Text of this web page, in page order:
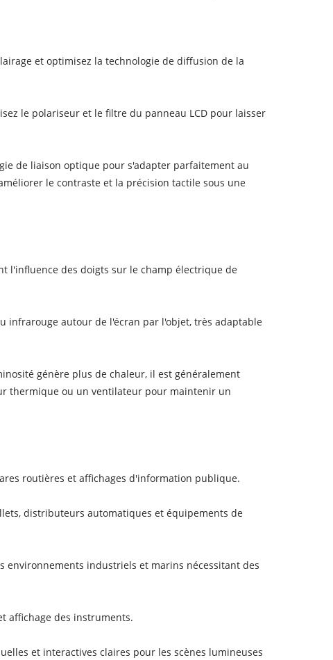
et optimisez la technologie de diffusion de la
le polariseur et le filtre du panneau LCD pour laisser
de liaison optique pour s'adapter parfaitement au
le contraste et la précision tactile sous une
l'influence des doigts sur le champ électrique de
infrarouge autour de l'écran par l'objet, très adaptable
génère plus de chaleur, il est généralement
thermique ou un ventilateur pour maintenir un
routières et affichages d'information publique.
distributeurs automatiques et équipements de
environnements industriels et marins nécessitant des
affichage des instruments.
et interactives claires pour les scènes lumineuses